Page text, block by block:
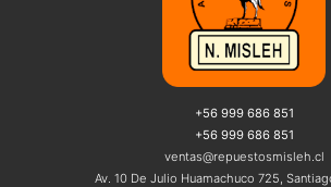
+56 999 686 851
+56 999 686 851
ventas@repuestosmisleh.cl
Av. 10 De Julio Huamachuco 725,